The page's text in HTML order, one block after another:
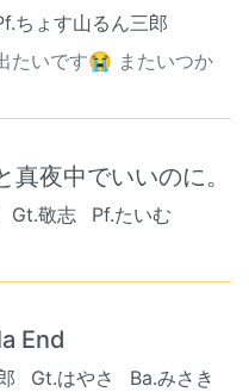
ちょす山るん三郎
たいです😭 またいつか
夜中でいいのに。
Gt.敬志
Pf.たいむ
End
Gt.はやさ
Ba.みさき